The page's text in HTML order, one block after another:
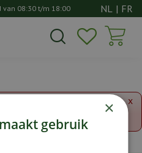
van 08:30t/m 18:00 NL | FR
x
overzicht.
×
gebruik